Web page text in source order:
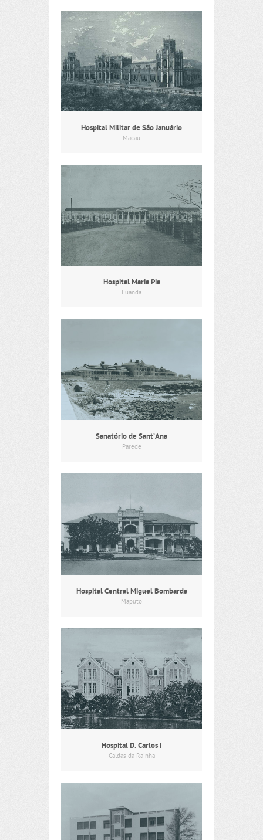
Hospital Militar de São Januário
Macau
Hospital Maria Pia
Luanda
Sanatório de Sant’Ana
Parede
Hospital Central Miguel Bombarda
Maputo
Hospital D. Carlos I
Caldas da Rainha